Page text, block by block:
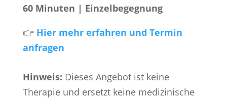
60 Minuten | Einzelbegegnung
👉 Hier mehr erfahren und Termin
anfragen
Hinweis: Dieses Angebot ist keine
Therapie und ersetzt keine medizinische